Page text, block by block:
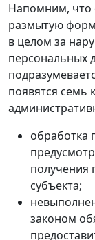
Напомним, что
размытую
в целом за
персональных
появятся семь
обработка
получения
субъекта;
законом